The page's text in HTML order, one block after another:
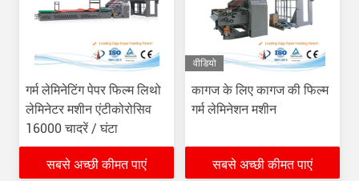
गर्म लेमिनेटिंग पेपर फिल्म लिथो
लेमिनेटर मशीन एंटीकोरोसिव
16000 चादरें / घंटा
सबसे अच्छी कीमत पाएं
वीडियो
कागज के लिए कागज की फिल्म
गर्म लेमिनेशन मशीन
सबसे अच्छी कीमत पाएं